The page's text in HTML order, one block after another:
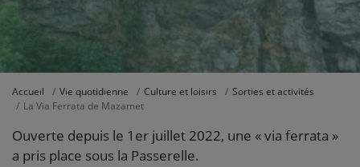
Accueil Vie quotidienne Culture et loisirs
Sorties et activités
La Via Ferrata de Mazamet
Ouverte depuis le 1er juillet 2022, une « via ferrata »
a pris place sous la Passerelle.